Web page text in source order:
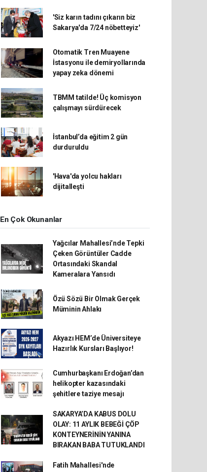
'Siz karın tadını çıkarın biz
Sakarya'da 7/24 nöbetteyiz'
Otomatik Tren Muayene
İstasyonu ile demiryollarında
yapay zeka dönemi
TBMM tatilde! Üç komisyon
çalışmayı sürdürecek
İstanbul’da eğitim 2 gün
durduruldu
'Hava'da yolcu hakları
dijitalleşti
En Çok Okunanlar
Yağcılar Mahallesi’nde Tepki
Çeken Görüntüler Cadde
Ortasındaki Skandal
Kameralara Yansıdı
Özü Sözü Bir Olmak Gerçek
Müminin Ahlakı
Akyazı HEM’de Üniversiteye
Hazırlık Kursları Başlıyor!
Cumhurbaşkanı Erdoğan’dan
helikopter kazasındaki
şehitlere taziye mesajı
SAKARYA’DA KABUS DOLU
OLAY: 11 AYLIK BEBEĞİ ÇÖP
KONTEYNERİNİN YANINA
BIRAKAN BABA TUTUKLANDI
Fatih Mahallesi'nde